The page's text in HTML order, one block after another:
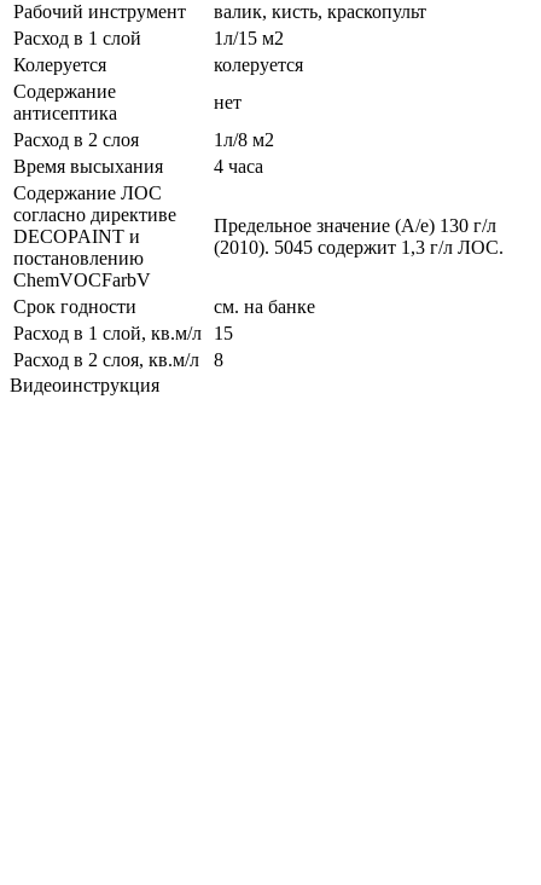
Рабочий инструмент
валик, кисть, краскопульт
Расход в 1 слой
1л/15 м2
Колеруется
колеруется
Содержание
антисептика
нет
Расход в 2 слоя
1л/8 м2
Время высыхания
4 часа
Содержание ЛОС
согласно директиве
DECOPAINT и
постановлению
ChemVOCFarbV
Предельное значение (A/е) 130 г/л
(2010). 5045 содержит 1,3 г/л ЛОС.
Срок годности
см. на банке
Расход в 1 слой, кв.м/л
15
Расход в 2 слоя, кв.м/л
8
Видеоинструкция